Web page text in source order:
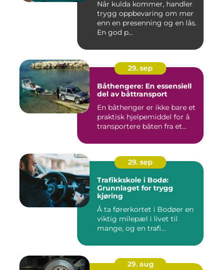
Når kulda kommer, handler
trygg oppbevaring om mer
enn en presenning og en lås.
En god p...
29. sep
Båthengere: En essensiell
del av båttransport
En båthenger er ikke bare et
praktisk hjelpemiddel for å
transportere båten fra et...
29. sep
Trafikkskole i Bodø:
Grunnlaget for trygg
kjøring
Å ta førerkortet i Bodøer en
viktig milepæl i livet til
mange, og en trafi...
29. aug